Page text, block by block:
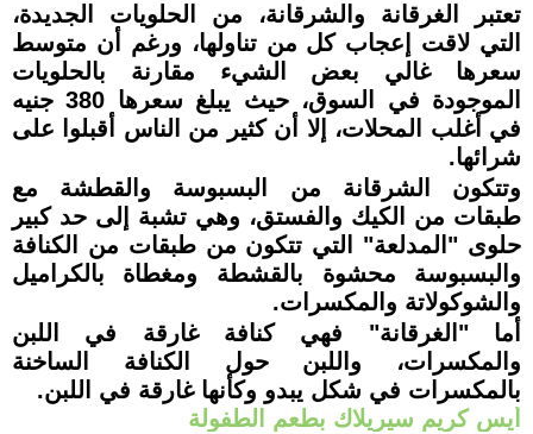
تعتبر الغرقانة والشرقانة، من الحلويات الجديدة،
التي لاقت إعجاب كل من تناولها، ورغم أن متوسط
سعرها غالي بعض الشيء مقارنة بالحلويات
الموجودة في السوق، حيث يبلغ سعرها 380 جنيه
في أغلب المحلات، إلا أن كثير من الناس أقبلوا على
شرائها.
وتتكون الشرقانة من البسبوسة والقطشة مع
طبقات من الكيك والفستق، وهي تشبة إلى حد كبير
حلوى "المدلعة" التي تتكون من طبقات من الكنافة
والبسبوسة محشوة بالقشطة ومغطاة بالكراميل
والشوكولاتة والمكسرات.
أما "الغرقانة" فهي كنافة غارقة في اللبن
والمكسرات، واللبن حول الكنافة الساخنة
بالمكسرات في شكل يبدو وكأنها غارقة في اللبن.
أيس كريم سيريلاك بطعم الطفولة